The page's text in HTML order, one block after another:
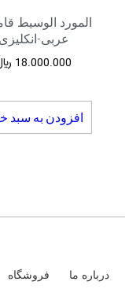
المورد الوسیط
عربی-انکلیزی
18.000.000
افزودن به سبد
درباره ما فروشگاه